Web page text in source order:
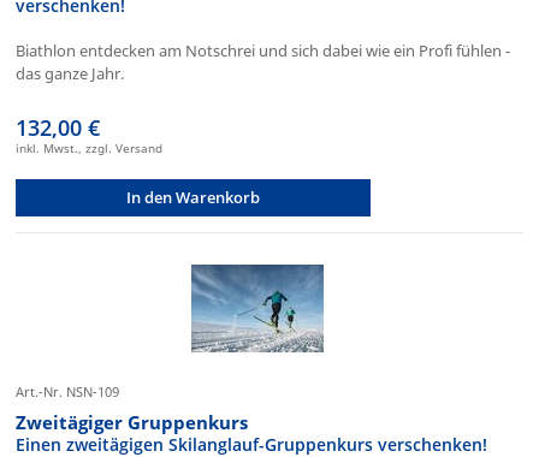
verschenken!
Biathlon entdecken am Notschrei und sich dabei wie ein Profi fühlen -
das ganze Jahr.
132,00 €
inkl. Mwst., zzgl. Versand
In den Warenkorb
Art.-Nr. NSN-109
Zweitägiger Gruppenkurs
Einen zweitägigen Skilanglauf-Gruppenkurs verschenken!